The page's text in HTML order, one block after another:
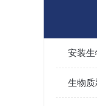
安装
生物